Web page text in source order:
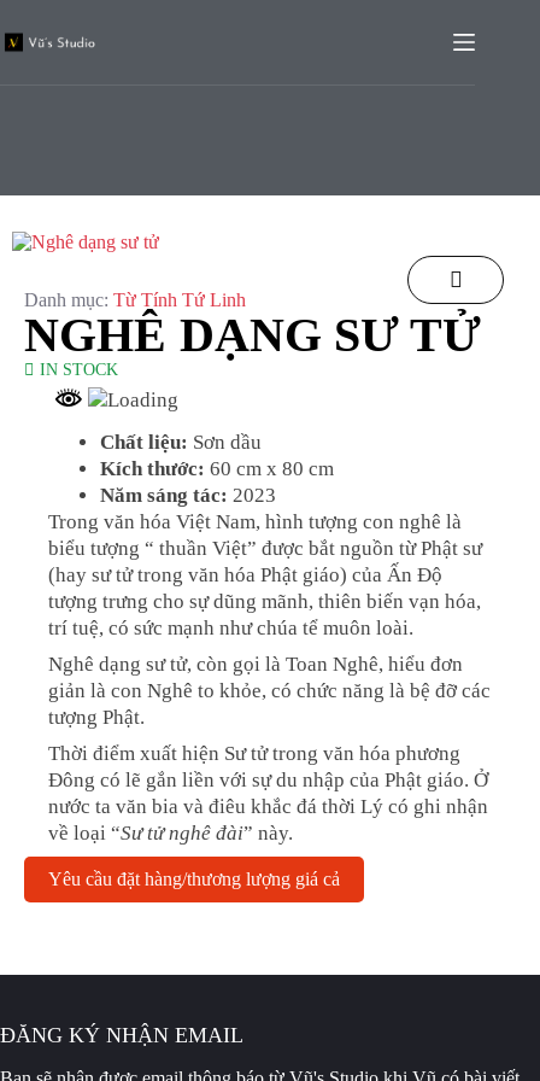
Danh mục: Từ Tính Tứ Linh
NGHÊ DẠNG SƯ TỬ
IN STOCK
Chất liệu: Sơn dầu
Kích thước: 60 cm x 80 cm
Năm sáng tác: 2023
Trong văn hóa Việt Nam, hình tượng con nghê là
biểu tượng “ thuần Việt” được bắt nguồn từ Phật sư
(hay sư tử trong văn hóa Phật giáo) của Ấn Độ
tượng trưng cho sự dũng mãnh, thiên biến vạn hóa,
trí tuệ, có sức mạnh như chúa tể muôn loài.
Nghê dạng sư tử, còn gọi là Toan Nghê, hiểu đơn
giản là con Nghê to khỏe, có chức năng là bệ đỡ các
tượng Phật.
Thời điểm xuất hiện Sư tử trong văn hóa phương
Đông có lẽ gắn liền với sự du nhập của Phật giáo. Ở
nước ta văn bia và điêu khắc đá thời Lý có ghi nhận
về loại “Sư tử nghê đài” này.
Yêu cầu đặt hàng/thương lượng giá cả
ĐĂNG KÝ NHẬN EMAIL